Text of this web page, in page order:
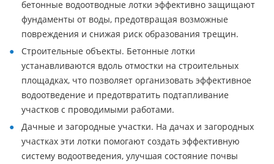
бетонные водоотводные лотки эффективно защищают
фундаменты от воды, предотвращая возможные
повреждения и снижая риск образования трещин.
Строительные объекты. Бетонные лотки
устанавливаются вдоль отмостки на строительных
площадках, что позволяет организовать эффективное
водоотведение и предотвратить подтапливание
участков с проводимыми работами.
Дачные и загородные участки. На дачах и загородных
участках эти лотки помогают создать эффективную
систему водоотведения, улучшая состояние почвы